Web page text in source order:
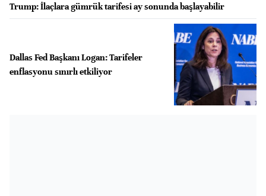
Trump: İlaçlara gümrük tarifesi ay sonunda başlayabilir
Dallas Fed Başkanı Logan: Tarifeler
enflasyonu sınırlı etkiliyor